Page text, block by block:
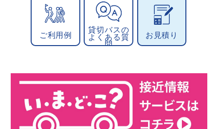
ご利用例
貸切バスの
よくある質
問
お見積り